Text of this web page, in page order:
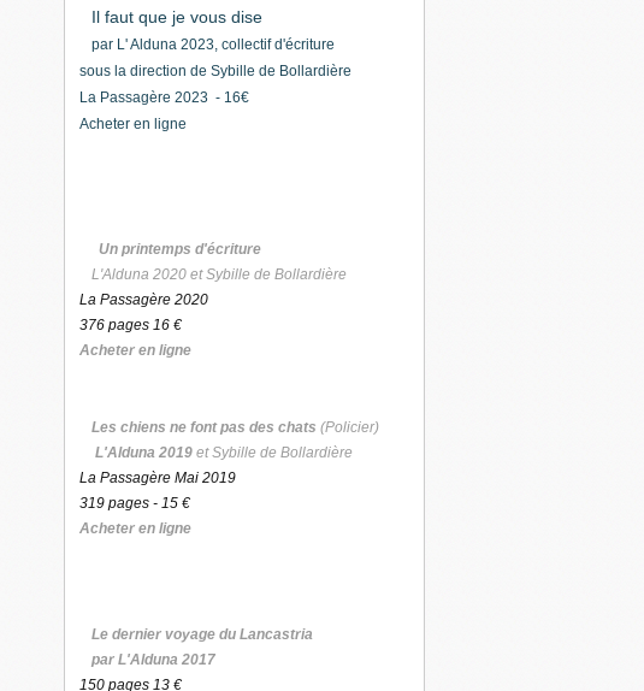
Il faut que je vous dise
par L' Alduna 2023, collectif d'écriture
sous la direction de Sybille de Bollardière
La Passagère 2023 - 16€
Acheter en ligne
Un printemps d'écriture
L'Alduna 2020 et Sybille de Bollardière
La Passagère 2020
376 pages 16 €
Acheter en ligne
Les chiens ne font pas des chats (Policier)
L'Alduna 2019 et Sybille de Bollardière
La Passagère Mai 2019
319 pages - 15 €
Acheter en ligne
Le dernier voyage du Lancastria
par L'Alduna 2017
150 pages 13 €